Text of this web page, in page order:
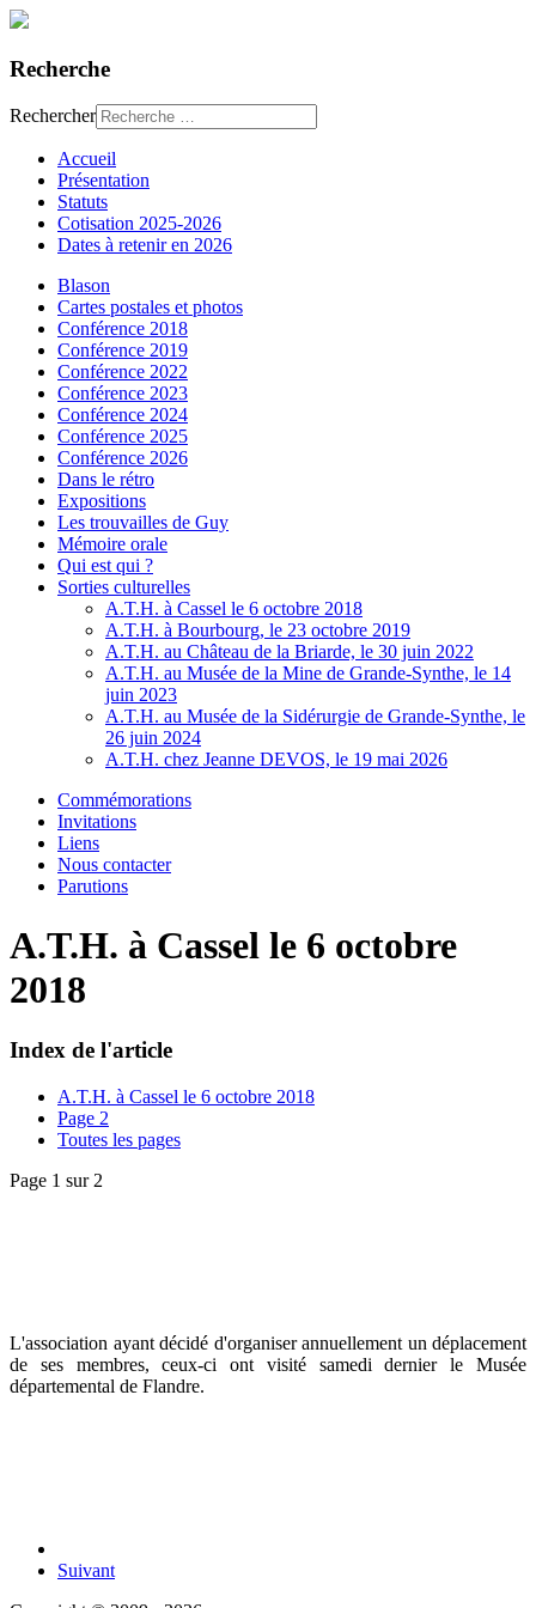
Recherche
Rechercher
Accueil
Présentation
Statuts
Cotisation 2025-2026
Dates à retenir en 2026
Blason
Cartes postales et photos
Conférence 2018
Conférence 2019
Conférence 2022
Conférence 2023
Conférence 2024
Conférence 2025
Conférence 2026
Dans le rétro
Expositions
Les trouvailles de Guy
Mémoire orale
Qui est qui ?
Sorties culturelles
A.T.H. à Cassel le 6 octobre 2018
A.T.H. à Bourbourg, le 23 octobre 2019
A.T.H. au Château de la Briarde, le 30 juin 2022
A.T.H. au Musée de la Mine de Grande-Synthe, le 14
juin 2023
A.T.H. au Musée de la Sidérurgie de Grande-Synthe, le
26 juin 2024
A.T.H. chez Jeanne DEVOS, le 19 mai 2026
Commémorations
Invitations
Liens
Nous contacter
Parutions
A.T.H. à Cassel le 6 octobre
2018
Index de l'article
A.T.H. à Cassel le 6 octobre 2018
Page 2
Toutes les pages
Page 1 sur 2
L'association ayant décidé d'organiser annuellement un déplacement
de ses membres, ceux-ci ont visité samedi dernier le Musée
départemental de Flandre.
Suivant